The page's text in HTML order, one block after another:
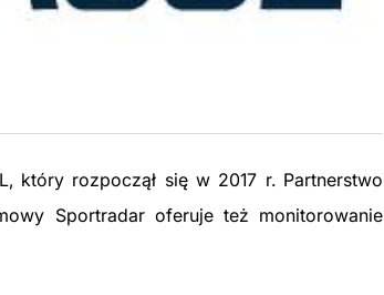
który rozpoczął się w 2017 r. Partnerstwo
Sportradar oferuje też monitorowanie